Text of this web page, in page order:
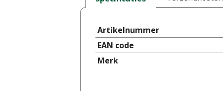
Artikelnummer
EAN code
Merk